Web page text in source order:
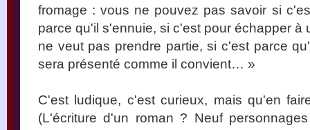
fromage : vous ne pouvez pas savoir si
parce qu'il s'ennuie, si c'est pour échapper à
ne veut pas prendre partie, si c'est parce
sera présenté comme il convient… »
C'est ludique, c'est curieux, mais qu'en
(L'écriture d'un roman ? Neuf